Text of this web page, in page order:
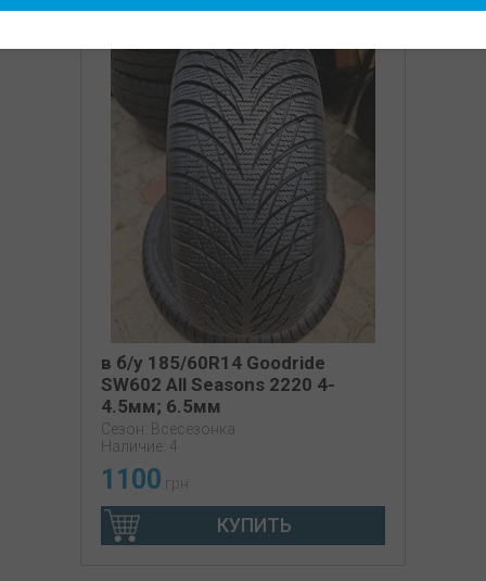
в б/у 185/60R14 Goodride
SW602 All Seasons 2220 4-
4.5мм; 6.5мм
Сезон: Всесезонка
Наличие: 4
1100 грн
КУПИТЬ